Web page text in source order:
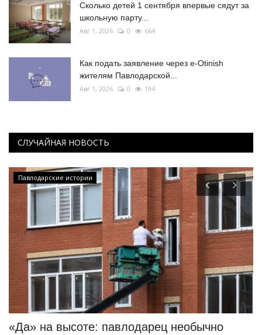
Сколько детей 1 сентября впервые сядут за
школьную парту...
Авг 1, 2026 0 664
Как подать заявление через e-Otinish
жителям Павлодарской...
Авг 1, 2026 0 194
СЛУЧАЙНАЯ НОВОСТЬ
Павлодарские истории
«Да» на высоте: павлодарец необычно